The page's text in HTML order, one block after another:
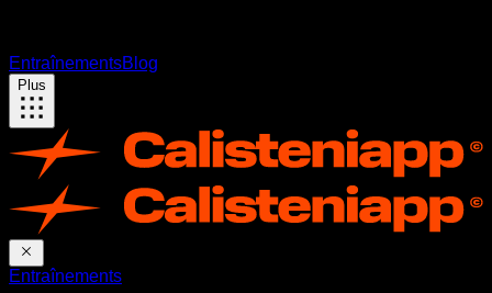
EntraînementsBlog
Plus
Entraînements